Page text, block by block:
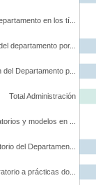
a prácticas do...
del Departamen...
y modelos en ...
Total Administración
Departamento p...
departamento por...
en los tí...